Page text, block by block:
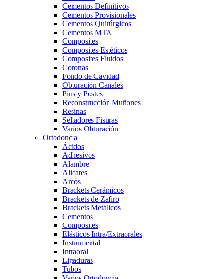
Cementos Definitivos
Cementos Provisionales
Cementos Quirúrgicos
Cementos MTA
Composites
Composites Estéticos
Composites Fluidos
Coronas
Fondo de Cavidad
Obturación Canales
Pins y Postes
Reconstrucción Muñones
Resinas
Selladores Fisuras
Varios Obturación
Ortodoncia
Ácidos
Adhesivos
Alambre
Alicates
Arcos
Brackets Cerámicos
Brackets de Zafiro
Brackets Metálicos
Cementos
Composites
Elásticos Intra/Extraorales
Instrumental
Intraoral
Ligaduras
Tubos